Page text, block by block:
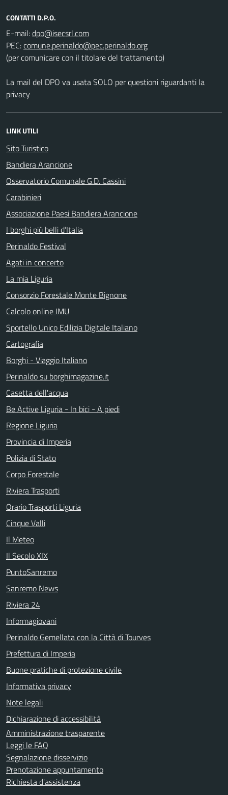
CONTATTI D.P.O.
E-mail:
PEC:
(per comunicare con il titolare del trattamento)
La mail del DPO va usata SOLO per questioni riguardanti la
privacy
LINK UTILI
Sito Turistico
Bandiera Arancione
Osservatorio Comunale G.D. Cassini
Carabinieri
Associazione Paesi Bandiera Arancione
I borghi più belli d’Italia
Perinaldo Festival
Agati in concerto
La mia Liguria
Consorzio Forestale Monte Bignone
Calcolo online IMU
Sportello Unico Edilizia Digitale Italiano
Cartografia
Borghi - Viaggio Italiano
Perinaldo su borghimagazine.it
Casetta dell'acqua
Be Active Liguria - In bici - A piedi
Regione Liguria
Provincia di Imperia
Polizia di Stato
Corpo Forestale
Riviera Trasporti
Orario Trasporti Liguria
Cinque Valli
Il Meteo
Il Secolo XIX
PuntoSanremo
Sanremo News
Riviera 24
Informagiovani
Perinaldo Gemellata con la Città di Tourves
Prefettura di Imperia
Buone pratiche di protezione civile
Informativa privacy
Note legali
Dichiarazione di accessibilità
Amministrazione trasparente
Leggi le FAQ
Segnalazione disservizio
Prenotazione appuntamento
Richiesta d'assistenza